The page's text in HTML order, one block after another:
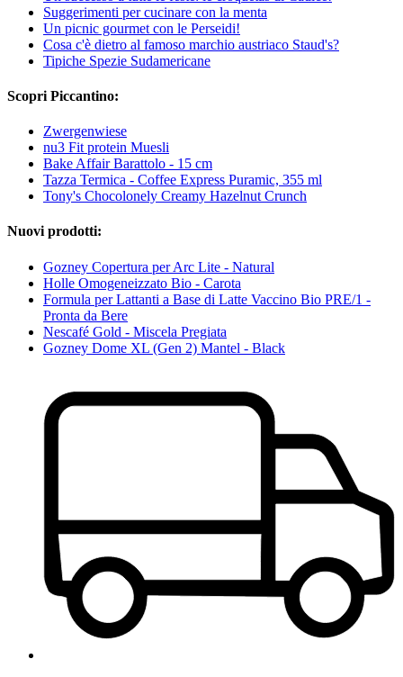
Suggerimenti per cucinare con la menta
Un picnic gourmet con le Perseidi!
Cosa c'è dietro al famoso marchio austriaco Staud's?
Tipiche Spezie Sudamericane
Scopri Piccantino:
Zwergenwiese
nu3 Fit protein Muesli
Bake Affair Barattolo - 15 cm
Tazza Termica - Coffee Express Puramic, 355 ml
Tony's Chocolonely Creamy Hazelnut Crunch
Nuovi prodotti:
Gozney Copertura per Arc Lite - Natural
Holle Omogeneizzato Bio - Carota
Formula per Lattanti a Base di Latte Vaccino Bio PRE/1 -
Pronta da Bere
Nescafé Gold - Miscela Pregiata
Gozney Dome XL (Gen 2) Mantel - Black